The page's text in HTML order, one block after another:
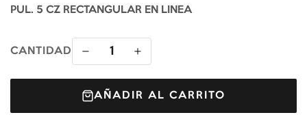
PUL. 5 CZ RECTANGULAR EN LINEA
CANTIDAD 1
AÑADIR AL CARRITO